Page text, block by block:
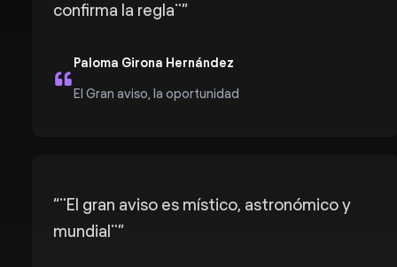
confirma la regla¨”
Paloma Girona Hernández
El Gran aviso, la oportunidad
“¨El gran aviso es místico, astronómico y
mundial¨”